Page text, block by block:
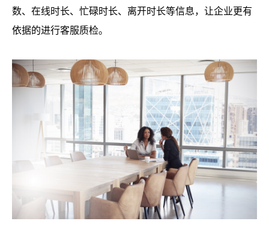
数、在线时长、忙碌时长、离开时长等信息，让企业更有
依据的进行客服质检。